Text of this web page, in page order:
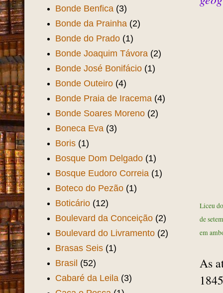
Liceu
de
em
As
Bonde Benfica (3)
Bonde da Prainha (2)
Bonde do Prado (1)
Bonde Joaquim Távora (2)
Bonde José Bonifácio (1)
Bonde Outeiro (4)
Bonde Praia de Iracema (4)
Bonde Soares Moreno (2)
Boneca Eva (3)
Boris (1)
Bosque Dom Delgado (1)
Bosque Eudoro Correia (1)
Boteco do Pezão (1)
Boticário (12)
Boulevard da Conceição (2)
Boulevard do Livramento (2)
Brasas Seis (1)
Brasil (52)
Cabaré da Leila (3)